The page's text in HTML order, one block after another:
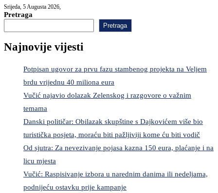
Srijeda, 5 Augusta 2026,
Pretraga
Pretraga
Najnovije vijesti
Potpisan ugovor za prvu fazu stambenog projekta na Veljem
brdu vrijednu 40 miliona eura
Vučić najavio dolazak Zelenskog i razgovore o važnim
temama
Danski političar: Obilazak skupštine s Dajkovićem više bio
turistička posjeta, moraću biti pažljiviji kome ću biti vodič
Od sjutra: Za nevezivanje pojasa kazna 150 eura, plaćanje i na
licu mjesta
Vučić: Raspisivanje izbora u narednim danima ili nedeljama,
podnijeću ostavku prije kampanje